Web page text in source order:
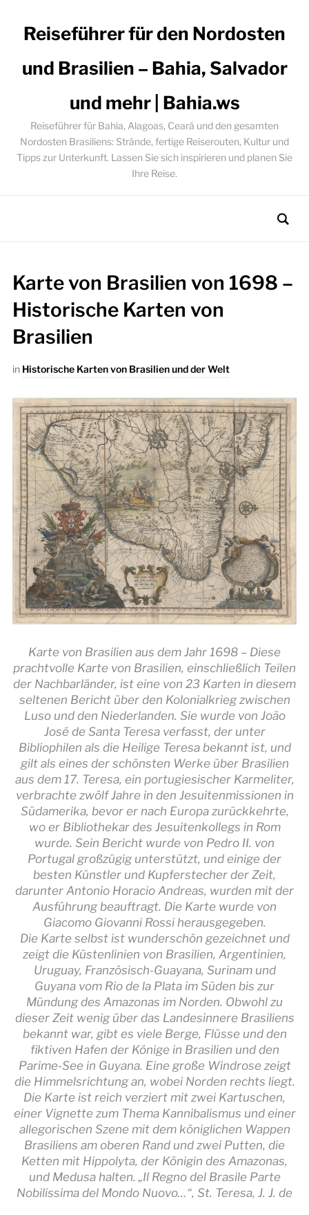
Reiseführer für den Nordosten
und Brasilien – Bahia, Salvador
und mehr | Bahia.ws
Reiseführer für Bahia, Alagoas, Ceará und den gesamten
Nordosten Brasiliens: Strände, fertige Reiserouten, Kultur und
Tipps zur Unterkunft. Lassen Sie sich inspirieren und planen Sie
Ihre Reise.
Karte von Brasilien von 1698 –
Historische Karten von
Brasilien
in Historische Karten von Brasilien und der Welt
Karte von Brasilien aus dem Jahr 1698 – Diese
prachtvolle Karte von Brasilien, einschließlich Teilen
der Nachbarländer, ist eine von 23 Karten in diesem
seltenen Bericht über den Kolonialkrieg zwischen
Luso und den Niederlanden. Sie wurde von João
José de Santa Teresa verfasst, der unter
Bibliophilen als die Heilige Teresa bekannt ist, und
gilt als eines der schönsten Werke über Brasilien
aus dem 17. Teresa, ein portugiesischer Karmeliter,
verbrachte zwölf Jahre in den Jesuitenmissionen in
Südamerika, bevor er nach Europa zurückkehrte,
wo er Bibliothekar des Jesuitenkollegs in Rom
wurde. Sein Bericht wurde von Pedro II. von
Portugal großzügig unterstützt, und einige der
besten Künstler und Kupferstecher der Zeit,
darunter Antonio Horacio Andreas, wurden mit der
Ausführung beauftragt. Die Karte wurde von
Giacomo Giovanni Rossi herausgegeben.
Die Karte selbst ist wunderschön gezeichnet und
zeigt die Küstenlinien von Brasilien, Argentinien,
Uruguay, Französisch-Guayana, Surinam und
Guyana vom Rio de la Plata im Süden bis zur
Mündung des Amazonas im Norden. Obwohl zu
dieser Zeit wenig über das Landesinnere Brasiliens
bekannt war, gibt es viele Berge, Flüsse und den
fiktiven Hafen der Könige in Brasilien und den
Parime-See in Guyana. Eine große Windrose zeigt
die Himmelsrichtung an, wobei Norden rechts liegt.
Die Karte ist reich verziert mit zwei Kartuschen,
einer Vignette zum Thema Kannibalismus und einer
allegorischen Szene mit dem königlichen Wappen
Brasiliens am oberen Rand und zwei Putten, die
Ketten mit Hippolyta, der Königin des Amazonas,
und Medusa halten. „Il Regno del Brasile Parte
Nobilissima del Mondo Nuovo…“, St. Teresa, J. J. de